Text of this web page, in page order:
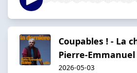
Coupables ! - La
Pierre-
2026-05-03